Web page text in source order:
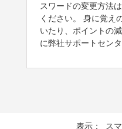
スワードの変更方法は
ください。 身に覚え
いたり、ポイントの
に弊社サポートセン
表示： スマ